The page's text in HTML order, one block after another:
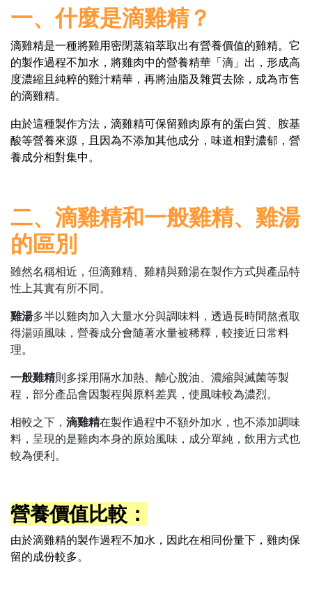
一、什麼是滴雞精？
滴雞精是一種將雞用密閉蒸箱萃取出有營養價值的雞精。它
的製作過程不加水，將雞肉中的營養精華「滴」出，形成高
度濃縮且純粹的雞汁精華，再將油脂及雜質去除，成為市售
的滴雞精。
由於這種製作方法，滴雞精可保留雞肉原有的蛋白質、胺基
酸等營養來源，且因為不添加其他成分，味道相對濃郁，營
養成分相對集中。
二、滴雞精和一般雞精、雞湯
的區別
雖然名稱相近，但滴雞精、雞精與雞湯在製作方式與產品特
性上其實有所不同。
雞湯多半以雞肉加入大量水分與調味料，透過長時間熬煮取
得湯頭風味，營養成分會隨著水量被稀釋，較接近日常料
理。
一般雞精則多採用隔水加熱、離心脫油、濃縮與滅菌等製
程，部分產品會因製程與原料差異，使風味較為濃烈。
相較之下， 滴雞精在製作過程中不額外加水，也不添加調味
料，呈現的是雞肉本身的原始風味，成分單純，飲用方式也
較為便利。
營養價值比較：
由於滴雞精的製作過程不加水，因此在相同份量下，雞肉保
留的成份較多。